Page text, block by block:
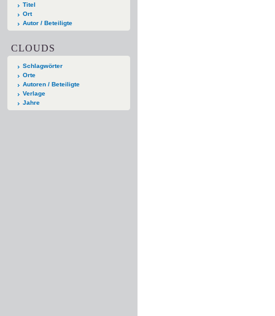
Titel
Ort
Autor / Beteiligte
CLOUDS
Schlagwörter
Orte
Autoren / Beteiligte
Verlage
Jahre